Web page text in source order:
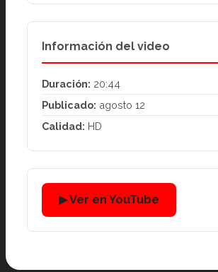
Información del video
Duración: 20:44
Publicado: agosto 12
Calidad: HD
▶ Ver en YouTube